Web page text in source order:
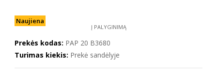
Naujiena
Į PALYGINIMĄ
Prekės kodas: PAP 20 B3680
Turimas kiekis: Prekė sandėlyje